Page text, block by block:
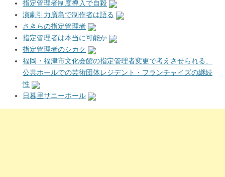
指定管理者制度導入で自殺
演劇引力廣島で制作者は語る
さきらの指定管理者
指定管理者は本当に可能か
指定管理者のシカク
福岡・福津市文化会館の指定管理者変更で考えさせられる、
公共ホールでの芸術団体レジデント・フランチャイズの継続
性
日暮里サニーホール